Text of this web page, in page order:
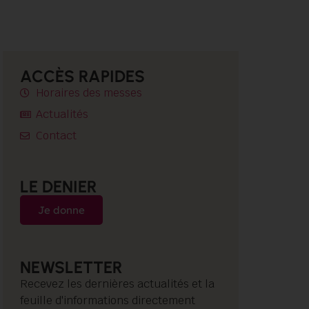
ACCÈS RAPIDES
Horaires des messes
Actualités
Contact
LE DENIER
Je donne
NEWSLETTER
Recevez les dernières actualités et la
feuille d'informations directement